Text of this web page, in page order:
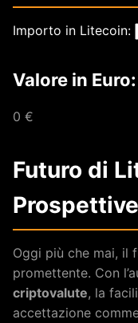
Importo in Litecoin:
Valore in Euro:
0 €
Futuro di
Oggi più che mai, il
promettente. Con
criptovalute, la
accettazione